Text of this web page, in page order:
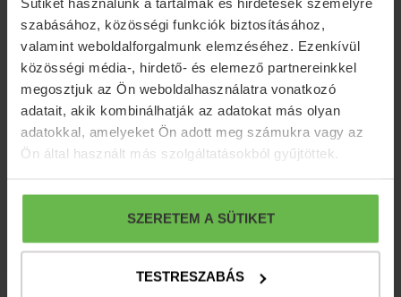
szabásához, közösségi funkciók biztosításához,
valamint weboldalforgalmunk elemzéséhez. Ezenkívül
közösségi média-, hirdető- és elemező partnereinkkel
megosztjuk az Ön weboldalhasználatra vonatkozó
adatait, akik kombinálhatják az adatokat más olyan
adatokkal, amelyeket Ön adott meg számukra vagy az
Ön által használt más szolgáltatásokból gyűjtöttek.
SZERETEM A SÜTIKET
TESTRESZABÁS
S4Y Klub
Regisztráljon törzsvendégprogramunkba és
foglaljon kedvezményesen szállást bármely